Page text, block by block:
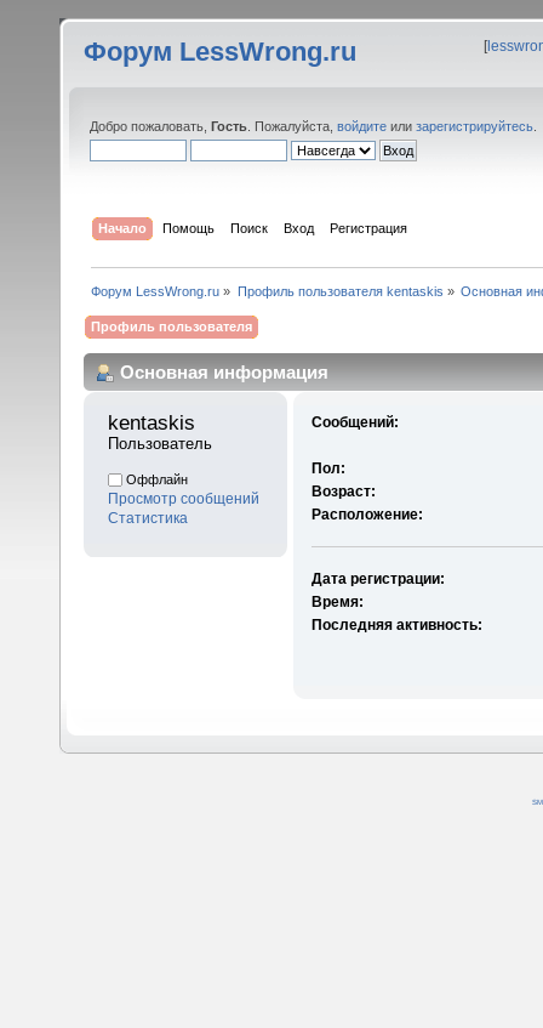
Форум LessWrong.ru [
Добро пожаловать, Гость . Пожалуйста, войдите или зарегистрируйтесь
Начало Помощь Поиск Вход Регистрация
Форум LessWrong.ru » Профиль пользователя kentaskis » Основная
Профиль пользователя
Основная информация
kentaskis
Пользователь
Оффлайн
Просмотр сообщений
Статистика
Сообщений:
Пол:
Возраст:
Расположение:
Дата регистрации:
Время:
Последняя активность: